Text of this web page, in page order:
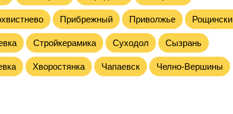
Прибрежный Приволжье
Стройкерамика Суходол Сызрань
Хворостянка Чапаевск Челно-Вершины